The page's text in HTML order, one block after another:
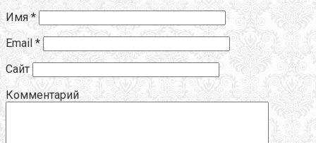
Имя *
Email *
Сайт
Комментарий